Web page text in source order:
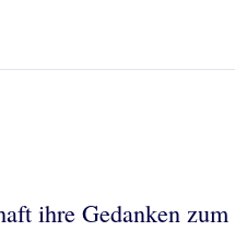
ihre Gedanken